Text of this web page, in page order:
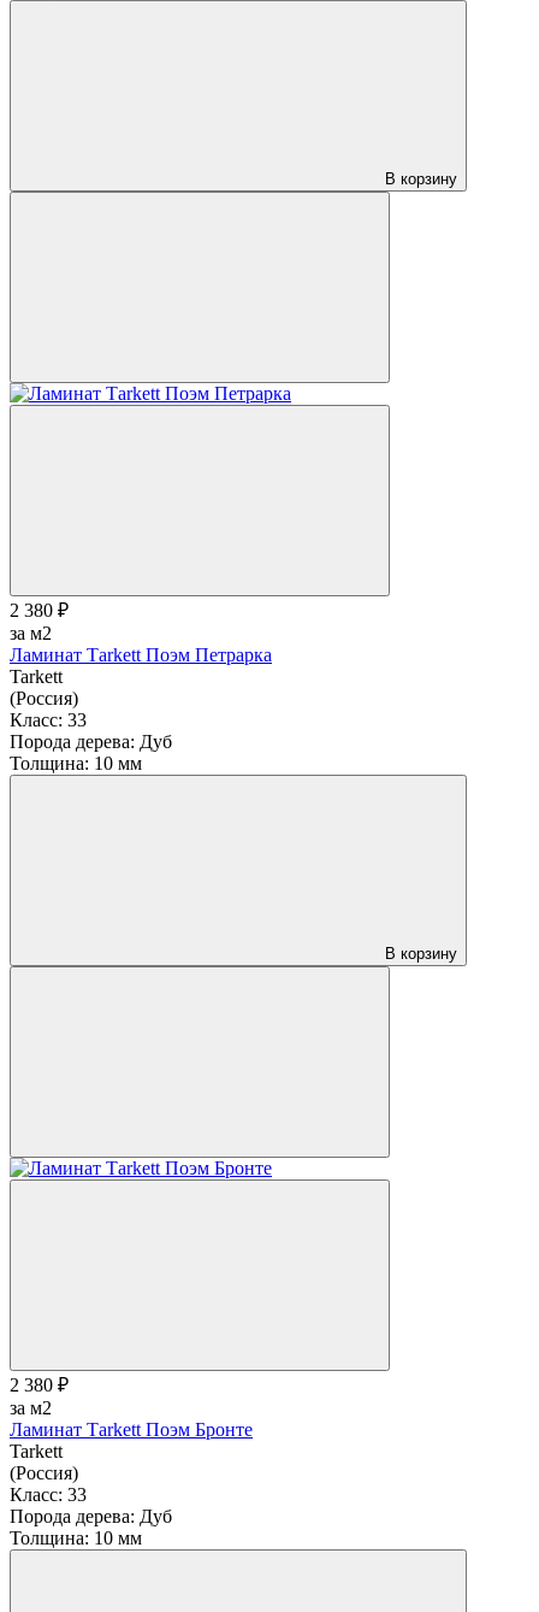
В корзину
2 380 ₽
за м2
Ламинат Тarkett Поэм Петрарка
Tarkett
(Россия)
Класс: 33
Порода дерева: Дуб
Толщина: 10 мм
В корзину
2 380 ₽
за м2
Ламинат Тarkett Поэм Бронте
Tarkett
(Россия)
Класс: 33
Порода дерева: Дуб
Толщина: 10 мм